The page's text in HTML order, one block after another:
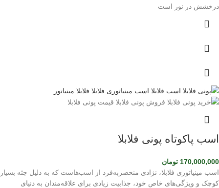
درخشش در نور است
اسب پاکوتاه پونی فلابلا
170,000,000 تومان
اسب مینیاتوری فلابلا، نژادی منحصربه‌فرد از اسب‌هاست که به دلیل جثه بسیار
کوچک و ویژگی‌های خاص خود، جذابیت زیادی برای علاقه‌مندان به دنیای